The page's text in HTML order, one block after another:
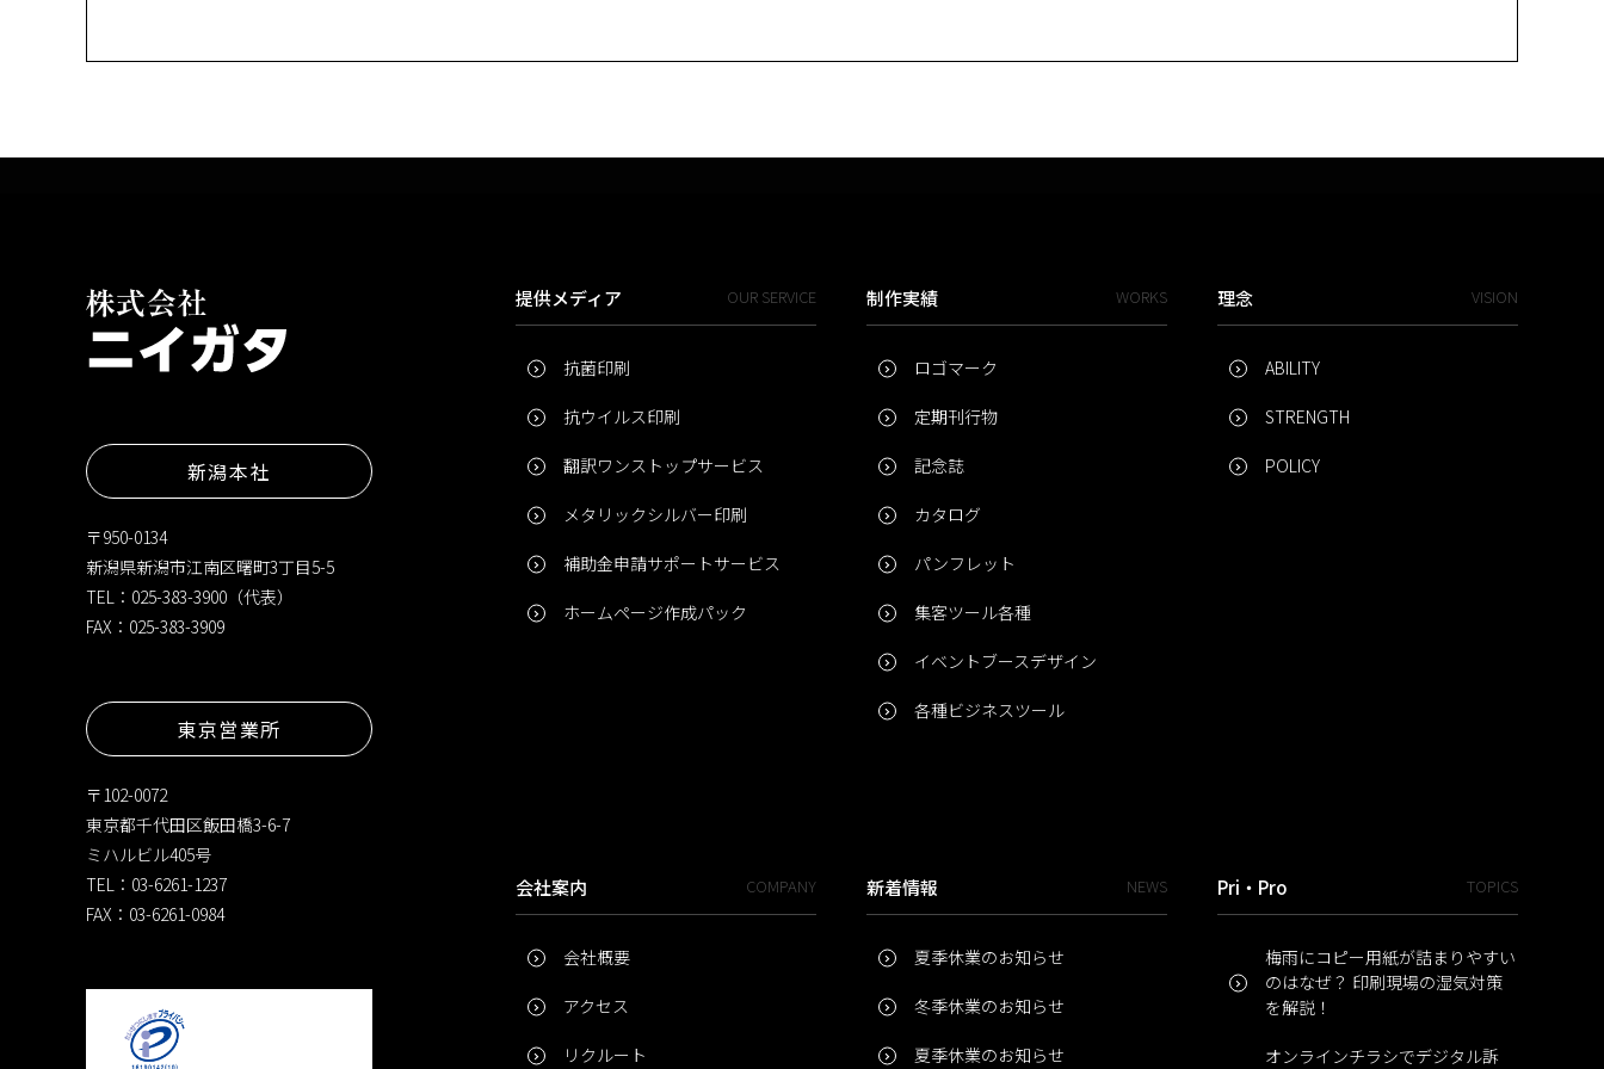
新潟本社
〒950-0134
新潟県新潟市江南区曙町3丁目5-5
TEL：025-383-3900（代表）
FAX：025-383-3909
東京営業所
〒102-0072
東京都千代田区飯田橋3-6-7
ミハルビル405号
TEL：03-6261-1237
FAX：03-6261-0984
提供メディア OUR SERVICE
抗菌印刷
抗ウイルス印刷
翻訳ワンストップサービス
メタリックシルバー印刷
補助金申請サポートサービス
ホームページ作成パック
制作実績 WORKS
ロゴマーク
定期刊行物
記念誌
カタログ
パンフレット
集客ツール各種
イベントブースデザイン
各種ビジネスツール
理念 VISION
ABILITY
STRENGTH
POLICY
会社案内 COMPANY
会社概要
アクセス
リクルート
新着情報 NEWS
夏季休業のお知らせ
冬季休業のお知らせ
夏季休業のお知らせ
Pri・Pro TOPICS
梅雨にコピー用紙が詰まりやすい
のはなぜ？ 印刷現場の湿気対策
を解説！
オンラインチラシでデジタル訴